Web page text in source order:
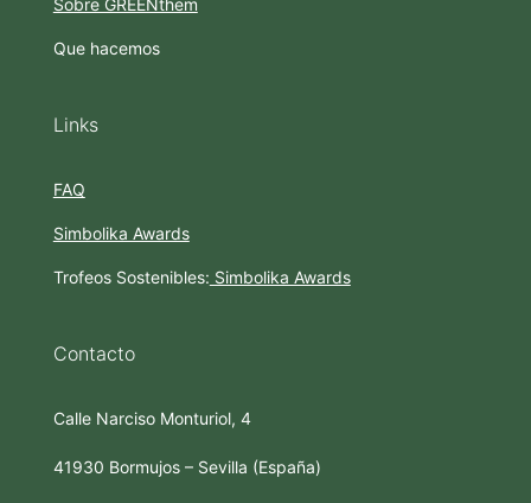
Sobre GREENthem
Que hacemos
Links
FAQ
Simbolika Awards
Trofeos Sostenibles: Simbolika Awards
Contacto
Calle Narciso Monturiol, 4
41930 Bormujos – Sevilla (España)